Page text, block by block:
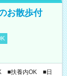
お散歩付
■扶養内OK ■日